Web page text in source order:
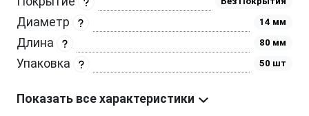
Диаметр 14 мм
Длина 80 мм
Упаковка 50 шт
Показать все характеристики